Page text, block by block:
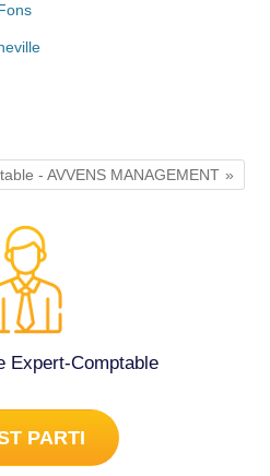
- AVVENS MANAGEMENT
Expert-Comptable
PARTI